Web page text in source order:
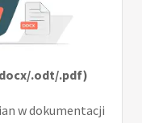
.odt/.pdf)
w dokumentacji